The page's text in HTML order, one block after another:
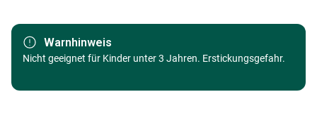
Marke Master Pieces
Kategorie Puzzle Bergwelt
Alter
Puzzle für Erwachsene (500 bis
Warnhinweis
Nicht geeignet für Kinder unter 3 Jahren. Erstickungsgefahr.